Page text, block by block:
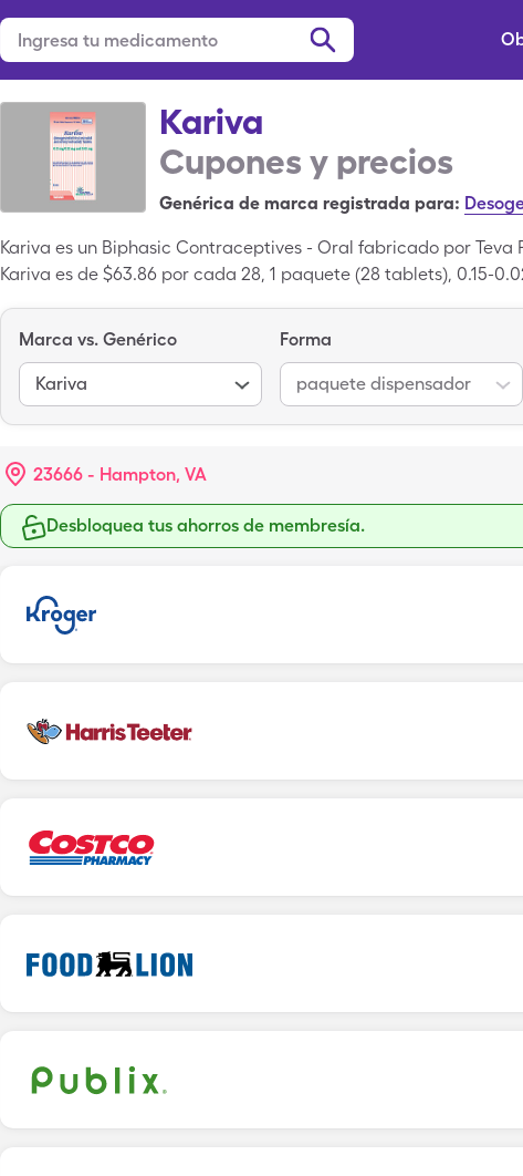
Kariva
Cupones y precios
Genérica de marca registrada para:
Kariva es un Biphasic Contraceptives - Oral fabricado por
Kariva es de $63.86 por cada 28, 1 paquete (28 tablets), 0.15-
Kariva es un medicamento patentado que es igual a
Marca vs. Genérico
Kariva
Forma
paquete dispensador
23666 - Hampton, VA
Desbloquea tus ahorros de membresía.